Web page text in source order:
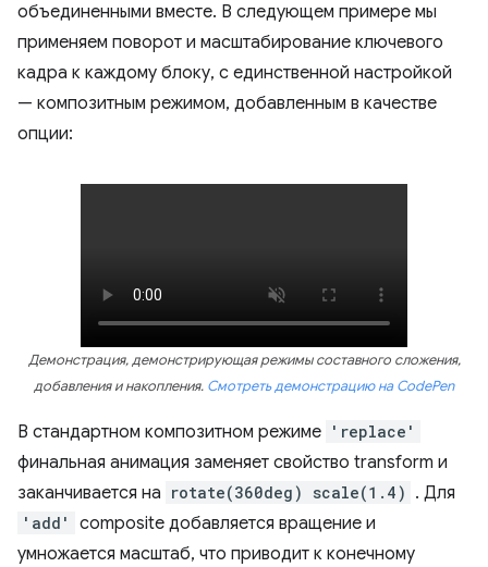
объединенными вместе. В следующем примере мы
применяем поворот и масштабирование ключевого
кадра к каждому блоку, с единственной настройкой
— композитным режимом, добавленным в качестве
опции:
Демонстрация, демонстрирующая режимы составного сложения,
добавления и накопления. Смотреть демонстрацию на CodePen
В стандартном композитном режиме 'replace'
финальная анимация заменяет свойство transform и
заканчивается на rotate(360deg) scale(1.4) . Для
'add'
composite добавляется вращение и
умножается масштаб, что приводит к конечному